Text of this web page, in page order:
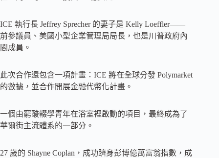
ICE 執行長 Jeffrey Sprecher 的妻子是 Kelly Loeffler——
前參議員、美國小型企業管理局局長，也是川普政府內
閣成員。
此次合作還包含一項計畫：ICE 將在全球分發 Polymarket
的數據，並合作開展金融代幣化計畫。
一個由窮酸輟學青年在浴室裡啟動的項目，最終成為了
華爾街主流體系的一部分。
27 歲的 Shayne Coplan，成功躋身彭博億萬富翁指數，成